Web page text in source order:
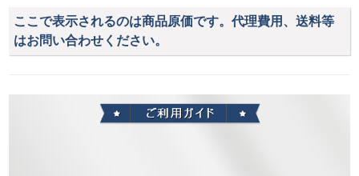
ここで表示されるのは商品原価です。代理費用、送料等
はお問い合わせください。